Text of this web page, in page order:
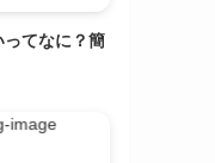
ってなに？簡